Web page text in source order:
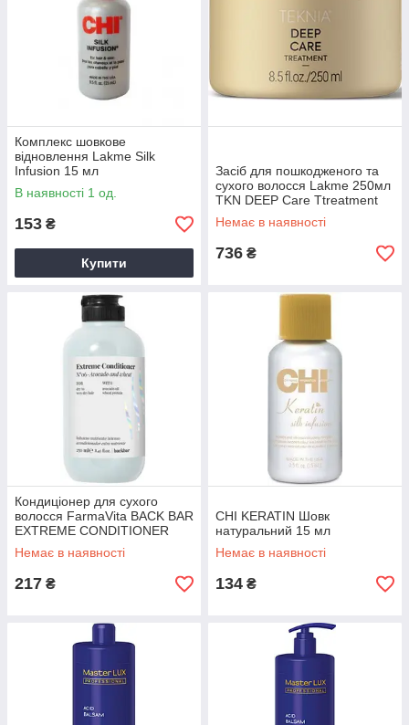
Комплекс шовкове
відновлення Lakme Silk
Infusion 15 мл
В наявності 1 од.
153 ₴
Купити
Засіб для пошкодженого та
сухого волосся Lakme 250мл
TKN DEEP Care Ttreatment
Немає в наявності
736 ₴
Кондиціонер для сухого
волосся FarmaVita BACK BAR
EXTREME CONDITIONER
N°06 - Avocado and Wheat
250мл
Немає в наявності
217 ₴
CHI KERATIN Шовк
натуральний 15 мл
Немає в наявності
134 ₴